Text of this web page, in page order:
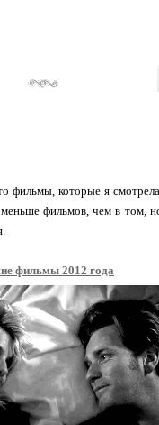
фильмы, которые я
фильмов, чем в том,
фильмы 2012 года